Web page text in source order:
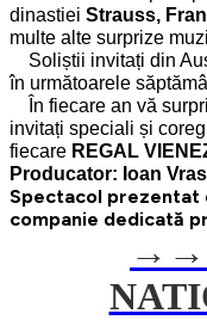
dinastiei Strauss,
multe alte surprize
Soliștii invitați din
în următoarele
În fiecare an vă
invitați speciali și
fiecare REGAL
Producator: Ioan
Spectacol prezentat
companie dedicată